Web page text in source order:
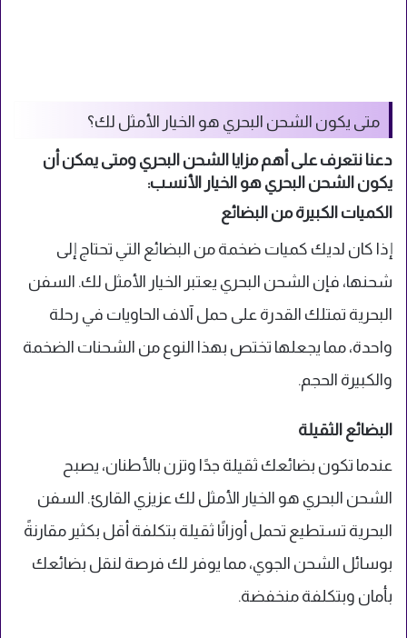
متى يكون الشحن البحري هو الخيار الأمثل لك؟
دعنا نتعرف على أهم مزايا الشحن البحري ومتى يمكن أن
يكون الشحن البحري هو الخيار الأنسب:
الكميات الكبيرة من البضائع
إذا كان لديك كميات ضخمة من البضائع التي تحتاج إلى
شحنها، فإن الشحن البحري يعتبر الخيار الأمثل لك. السفن
البحرية تمتلك القدرة على حمل آلاف الحاويات في رحلة
واحدة، مما يجعلها تختص بهذا النوع من الشحنات الضخمة
والكبيرة الحجم.
البضائع الثقيلة
عندما تكون بضائعك ثقيلة جدًا وتزن بالأطنان، يصبح
الشحن البحري هو الخيار الأمثل لك عزيزي القارئ. السفن
البحرية تستطيع تحمل أوزانًا ثقيلة بتكلفة أقل بكثير مقارنةً
بوسائل الشحن الجوي، مما يوفر لك فرصة لنقل بضائعك
بأمان وبتكلفة منخفضة.